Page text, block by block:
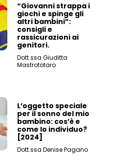
“Giovanni strappa i
giochi e spinge gli
altri bambini”:
consigli e
rassicurazioni ai
genitori.
Dott.ssa Giuditta
Mastrototaro
L’oggetto speciale
per il sonno del mio
bambino: cos’è e
come lo individuo?
[2024]
Dott.ssa Denise Pagano